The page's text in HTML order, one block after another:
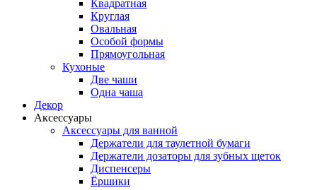
Квадратная
Круглая
Овальная
Особой формы
Прямоугольная
Кухоные
Две чаши
Одна чаша
Декор
Аксессуары
Аксессуары для ванной
Держатели для таулетной бумаги
Держатели дозаторы для зубных щеток
Диспенсеры
Ёршики